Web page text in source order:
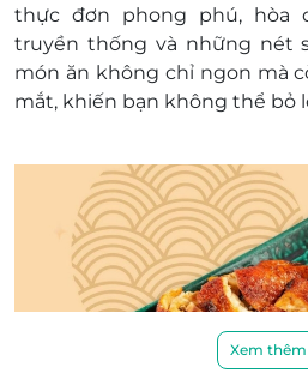
thực đơn phong phú, hòa
truyền thống và những nét
món ăn không chỉ ngon mà
mắt, khiến bạn không thể bỏ
Xem thêm